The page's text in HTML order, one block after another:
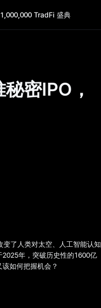
TradFi 盛典
密IPO，
了人类对太空、人工智能认知
2025年，突破历史性的1600亿
如何把握机会？